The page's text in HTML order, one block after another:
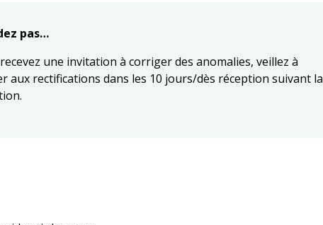
pas…
une invitation à corriger des anomalies, veillez à
aux rectifications dans les 10 jours/dès réception suivant la